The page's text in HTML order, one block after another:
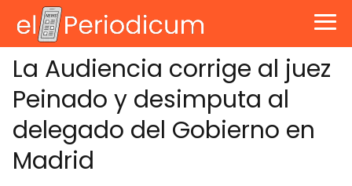
La Audiencia corrige al juez
Peinado y desimputa al
delegado del Gobierno en
Madrid